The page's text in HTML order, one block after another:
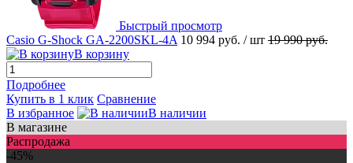
Быстрый просмотр
Casio G-Shock GA-2200SKL-4A 10 994 руб. / шт 19 990 руб.
В корзину
Подробнее
Купить в 1 клик Сравнение
В избранное
В наличии
В магазине
Распродажа
-45%